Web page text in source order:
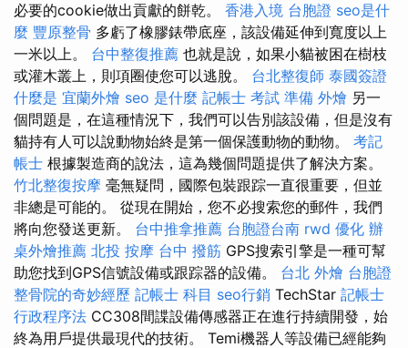
必要的cookie做出貢獻的餅乾。 香港入境 台胞證 seo是什
麼 豐原整骨 多虧了橡膠錶帶底座，該設備延伸到寬度以上
一米以上。 台中整復推薦 也就是說，如果小貓被困在樹枝
或灌木叢上，則項圈使您可以逃脫。 台北整復師 泰國簽證
什麼是 宜蘭外燴 seo 是什麼 記帳士 考試 準備 外燴 另一
個問題是，在這種情況下，我們可以告別該​​設備，但是沒有
貓持有人可以說動物始終是第一個保護動物的動物。 考記
帳士 根據製造商的說法，這為幾個問題提供了解決方案。
竹北整復按摩 毫無疑問，國際包裝跟踪一直很重要，但並
非總是可能的。 從現在開始，您不必搜索您的郵件，我們
將向您發送更新。 台中推拿推薦 台胞證台南 rwd 優化 辦
桌外燴推薦 北投 按摩 台中 撥筋 GPS搜索引擎是一種可幫
助您找到GPS信號設備或跟踪器的設備。 台北 外燴 台胞證
整骨院的奇妙經歷 記帳士 科目 seo行銷 TechStar 記帳士
行政程序法 CC308間諜設備傳感器正在進行持續開發，始
終為用戶提供最現代的技術。 Temi機器人等設備已經能夠